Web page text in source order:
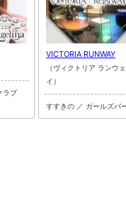
ラブ
VICTORIA RUNWAY
（ヴィクトリア ランウェ
イ）
すすきの ／ ガールズバ